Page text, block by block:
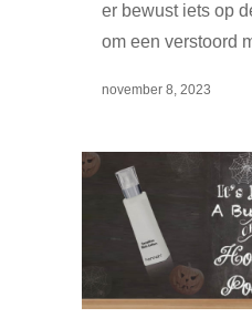
er bewust iets op
om een verstoord
november 8, 2023